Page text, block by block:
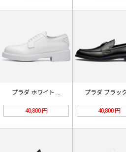
プラダ ホワイト ブラッシュレザー …
40,800 円 40,800 円